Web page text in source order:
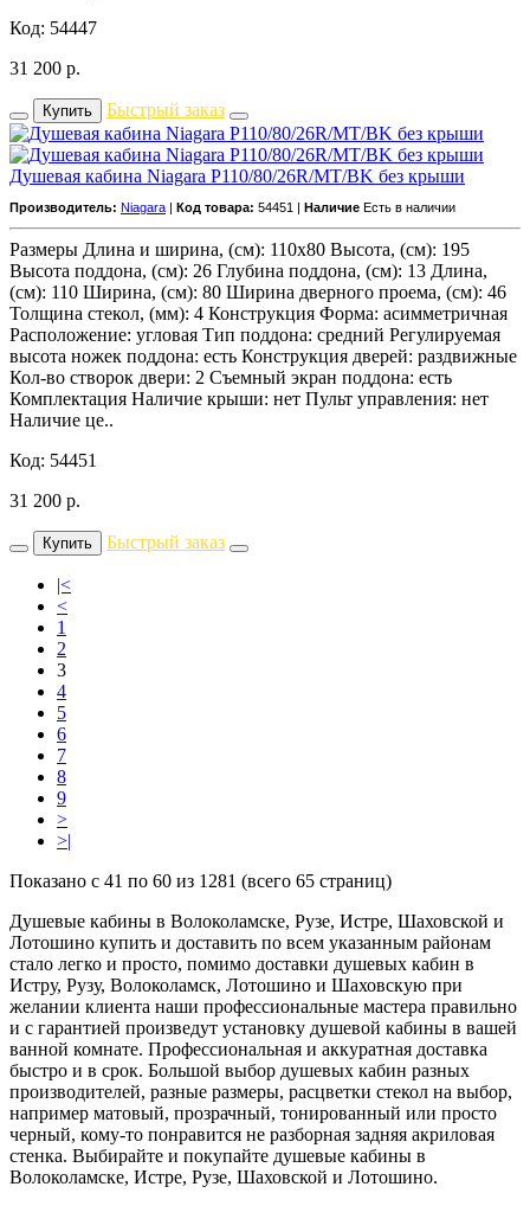
Код: 54447
31 200 р.
Купить Быстрый заказ
Душевая кабина Niagara P110/80/26R/MT/BK без крыши
Производитель: Niagara Код товара: 54451 | Наличие Есть в наличии
Размеры Длина и ширина, (см): 110x80 Высота, (см): 195
Высота поддона, (см): 26 Глубина поддона, (см): 13 Длина,
(см): 110 Ширина, (см): 80 Ширина дверного проема, (см): 46
Толщина стекол, (мм): 4 Конструкция Форма: асимметричная
Расположение: угловая Тип поддона: средний Регулируемая
высота ножек поддона: есть Конструкция дверей: раздвижные
Кол-во створок двери: 2 Съемный экран поддона: есть
Комплектация Наличие крыши: нет Пульт управления: нет
Наличие це..
Код: 54451
31 200 р.
Купить Быстрый заказ
|<
<
1
2
3
4
5
6
7
8
9
>
>|
Показано с 41 по 60 из 1281 (всего 65 страниц)
Душевые кабины в Волоколамске, Рузе, Истре, Шаховской и
Лотошино купить и доставить по всем указанным районам
стало легко и просто, помимо доставки душевых кабин в
Истру, Рузу, Волоколамск, Лотошино и Шаховскую при
желании клиента наши профессиональные мастера правильно
и с гарантией произведут установку душевой кабины в вашей
ванной комнате. Профессиональная и аккуратная доставка
быстро и в срок. Большой выбор душевых кабин разных
производителей, разные размеры, расцветки стекол на выбор,
например матовый, прозрачный, тонированный или просто
черный, кому-то понравится не разборная задняя акриловая
стенка. Выбирайте и покупайте душевые кабины в
Волоколамске, Истре, Рузе, Шаховской и Лотошино.